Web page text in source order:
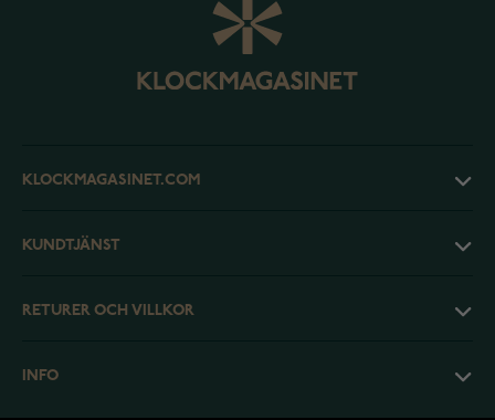
KLOCKMAGASINET.COM
KUNDTJÄNST
RETURER OCH VILLKOR
INFO